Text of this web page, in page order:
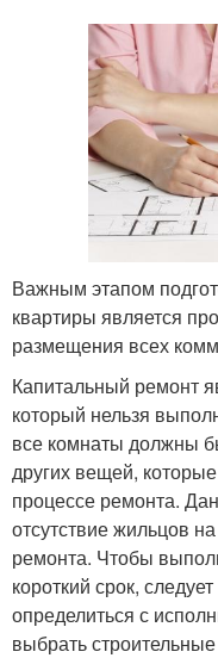
Важным этапом
квартиры является
размещения всех
Капитальный ремонт
который нельзя
все комнаты должны
других вещей,
процессе ремонта.
отсутствие жильцов
ремонта. Чтобы
короткий срок,
определиться с
выбрать